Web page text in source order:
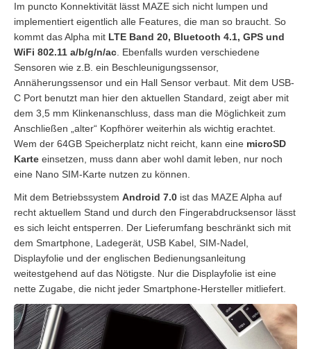
Im puncto Konnektivität lässt MAZE sich nicht lumpen und
implementiert eigentlich alle Features, die man so braucht. So
kommt das Alpha mit LTE Band 20, Bluetooth 4.1, GPS und
WiFi 802.11 a/b/g/n/ac. Ebenfalls wurden verschiedene
Sensoren wie z.B. ein Beschleunigungssensor,
Annäherungssensor und ein Hall Sensor verbaut. Mit dem USB-
C Port benutzt man hier den aktuellen Standard, zeigt aber mit
dem 3,5 mm Klinkenanschluss, dass man die Möglichkeit zum
Anschließen „alter“ Kopfhörer weiterhin als wichtig erachtet.
Wem der 64GB Speicherplatz nicht reicht, kann eine microSD
Karte einsetzen, muss dann aber wohl damit leben, nur noch
eine Nano SIM-Karte nutzen zu können.
Mit dem Betriebssystem Android 7.0 ist das MAZE Alpha auf
recht aktuellem Stand und durch den Fingerabdrucksensor lässt
es sich leicht entsperren. Der Lieferumfang beschränkt sich mit
dem Smartphone, Ladegerät, USB Kabel, SIM-Nadel,
Displayfolie und der englischen Bedienungsanleitung
weitestgehend auf das Nötigste. Nur die Displayfolie ist eine
nette Zugabe, die nicht jeder Smartphone-Hersteller mitliefert.